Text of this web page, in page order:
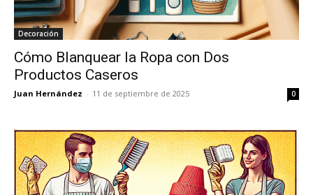
Decoración
Cómo Blanquear la Ropa con Dos
Productos Caseros
Juan Hernández - 11 de septiembre de 2025 0